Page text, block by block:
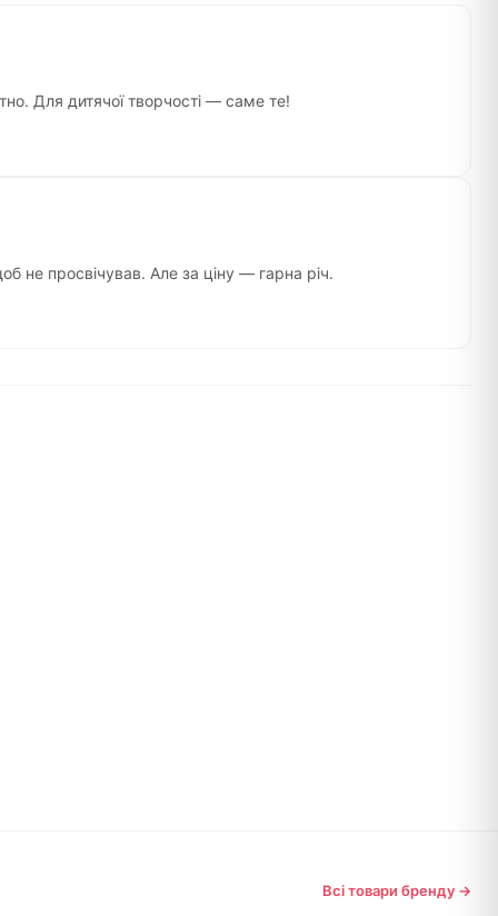
Для дитячої творчості — саме те!
не просвічував. Але за ціну — гарна річ.
Всі товари бренду →